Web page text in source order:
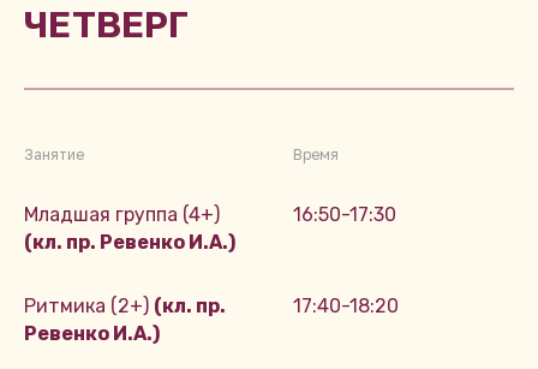
ЧЕТВЕРГ
Занятие Время
Младшая группа (4+)
(кл. пр. Ревенко И.А.)
16:50-17:30
Ритмика (2+) (кл. пр.
Ревенко И.А.)
17:40-18:20